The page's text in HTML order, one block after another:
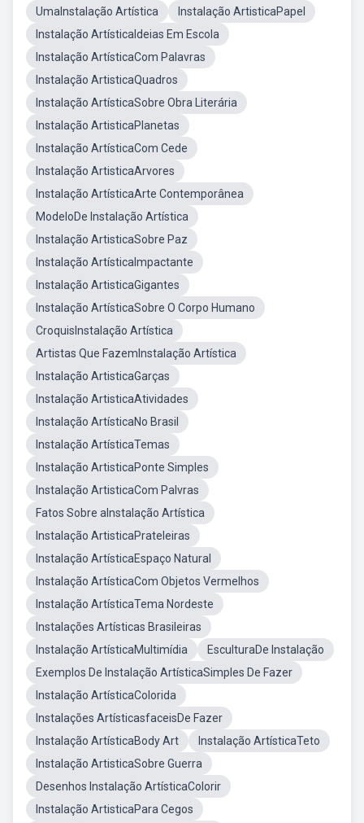
UmaInstalação Artística
Instalação ArtisticaPapel
Instalação ArtísticaIdeias Em Escola
Instalação ArtísticaCom Palavras
Instalação ArtisticaQuadros
Instalação ArtísticaSobre Obra Literária
Instalação ArtisticaPlanetas
Instalação ArtísticaCom Cede
Instalação ArtisticaArvores
Instalação ArtísticaArte Contemporânea
ModeloDe Instalação Artística
Instalação ArtisticaSobre Paz
Instalação ArtísticaImpactante
Instalação ArtisticaGigantes
Instalação ArtísticaSobre O Corpo Humano
CroquisInstalação Artística
Artistas Que FazemInstalação Artística
Instalação ArtisticaGarças
Instalação ArtisticaAtividades
Instalação ArtísticaNo Brasil
Instalação ArtísticaTemas
Instalação ArtisticaPonte Simples
Instalação ArtisticaCom Palvras
Fatos Sobre aInstalação Artística
Instalação ArtisticaPrateleiras
Instalação ArtísticaEspaço Natural
Instalação ArtísticaCom Objetos Vermelhos
Instalação ArtísticaTema Nordeste
Instalações Artísticas Brasileiras
Instalação ArtísticaMultimídia
EsculturaDe Instalação
Exemplos De Instalação ArtísticaSimples De Fazer
Instalação ArtísticaColorida
Instalações ArtísticasfaceisDe Fazer
Instalação ArtísticaBody Art
Instalação ArtísticaTeto
Instalação ArtisticaSobre Guerra
Desenhos Instalação ArtísticaColorir
Instalação ArtisticaPara Cegos